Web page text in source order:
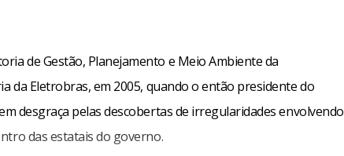
de Gestão, Planejamento e Meio Ambiente da
da Eletrobras, em 2005, quando o então presidente do
desgraça pelas descobertas de irregularidades envolvendo
das estatais do governo.